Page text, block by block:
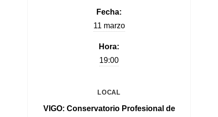
Fecha:
11 marzo
Hora:
19:00
LOCAL
VIGO: Conservatorio Profesional de